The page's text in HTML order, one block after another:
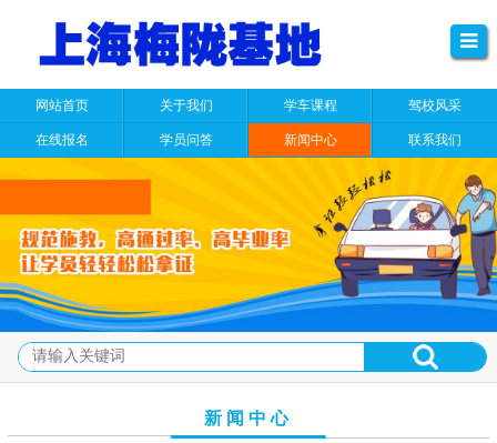
网站首页 关于我们 学车课程 驾校风采
在线报名 学员问答 新闻中心 联系我们
新闻中心